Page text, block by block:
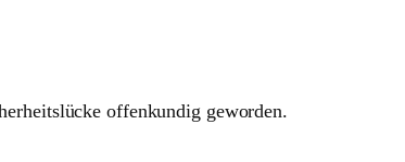
offenkundig geworden.